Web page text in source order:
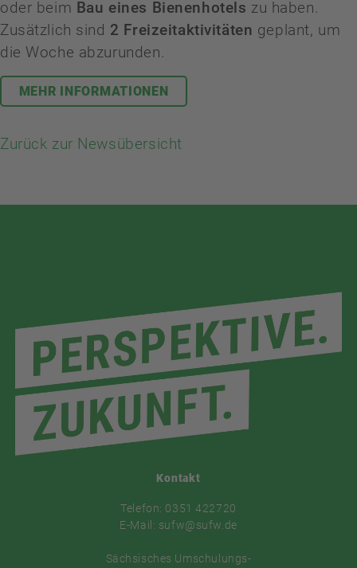
oder beim Bau eines Bienenhotels zu haben.
Zusätzlich sind 2 Freizeitaktivitäten geplant, um
die Woche abzurunden.
MEHR INFORMATIONEN
Zurück zur Newsübersicht
Kontakt
Telefon: 0351 422720
E-Mail: sufw@sufw.de
Sächsisches Umschulungs-